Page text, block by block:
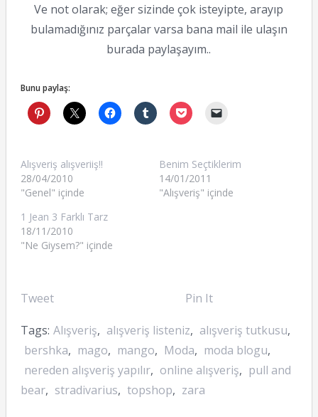
Ve not olarak; eğer sizinde çok isteyipte, arayıp
bulamadığınız parçalar varsa bana mail ile ulaşın
burada paylaşayım..
Bunu paylaş:
Alışveriş alışveriiş!!
28/04/2010
"Genel" içinde
Benim Seçtiklerim
14/01/2011
"Alışveriş" içinde
1 Jean 3 Farklı Tarz
18/11/2010
"Ne Giysem?" içinde
Tweet Pin It
Tags: Alışveriş, alışveriş listeniz, alışveriş tutkusu,
bershka, mago, mango, Moda, moda blogu,
nereden alışveriş yapılır, online alışveriş, pull and
bear, stradivarius, topshop, zara